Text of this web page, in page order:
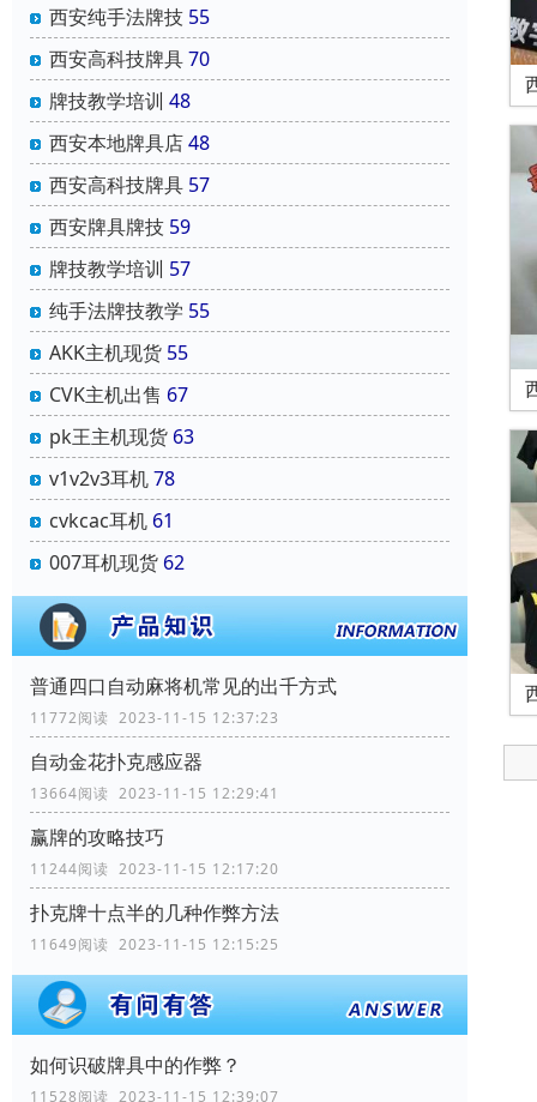
西安纯手法牌技 55
西安高科技牌具70
牌技教学培训 48
西安本地牌具店48
西安高科技牌具 57
西安牌具牌技 59
牌技教学培训 57
纯手法牌技教学 55
AKK主机现货 55
CVK主机出售 67
pk王主机现货 63
v1v2v3耳机78
cvkcac耳机 61
007耳机现货 62
普通四口自动麻将机常见的出千方式
11772阅读 2023-11-15 12:37:23
自动金花扑克感应器
13664阅读 2023-11-15 12:29:41
赢牌的攻略技巧
11244阅读 2023-11-15 12:17:20
扑克牌十点半的几种作弊方法
11649阅读 2023-11-15 12:15:25
如何识破牌具中的作弊？
11528阅读 2023-11-15 12:39:07